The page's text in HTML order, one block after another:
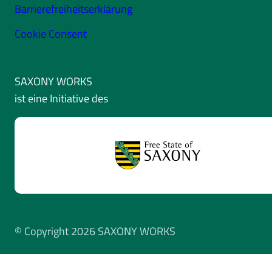
Barrierefreiheitserklärung
Cookie Consent
SAXONY WORKS
ist eine Initiative des
© Copyright 2026 SAXONY WORKS